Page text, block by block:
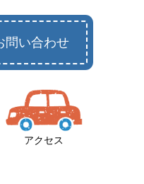
問い合わせ
アクセス